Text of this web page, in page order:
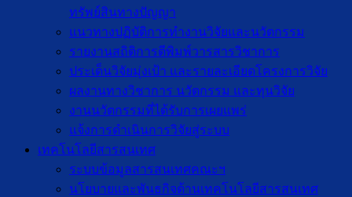
ทรัพย์สินทางปัญญา
แนวทางปฏิบัติการทำงานวิจัยและนวัตกรรม
รายงานสถิติการตีพิมพ์วารสารวิชาการ
ประเด็นวิจัยมุ่งเป้า และรายละเอียดโครงการวิจัย
ผลงานทางวิชาการ นวัตกรรม และทุนวิจัย
งานนวัตกรรมที่ได้รับการเผยแพร่
แจ้งการดำเนินการวิจัยสู่ระบบ
เทคโนโลยีสารสนเทศ
ระบบข้อมูลสารสนเทศคณะฯ
นโยบายและพันธกิจด้านเทคโนโลยีสารสนเทศ